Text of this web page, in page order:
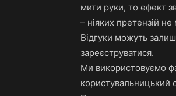
мити руки, то ефект
– ніяких претензій
Відгуки можуть
зареєструватися.
Ми використовуємо
користувальницький